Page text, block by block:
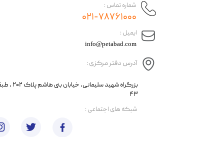
​ایمیل :
آدرس دفتر مرکزی :
info@petabad.com
​​بزرگراه شهید
۴۳
شماره تماس :
۰۲۱-۷۸۷۶۱۰۰۰
​شبکه های اجتماعی :